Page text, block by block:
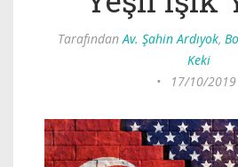
Tarafından Av. Şahin Ardıyok,
Keki
•
17/10/2019